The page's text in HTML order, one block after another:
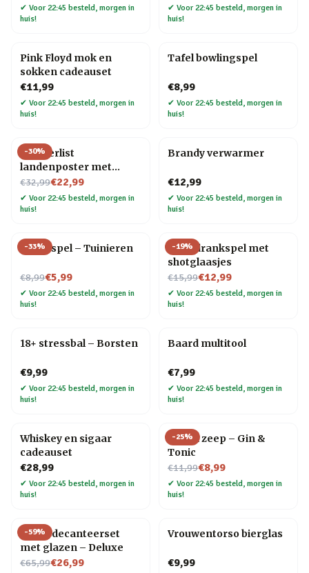
✔ Voor 22:45 besteld, morgen in
huis!
✔ Voor 22:45 besteld, morgen in
huis!
Pink Floyd mok en
sokken cadeauset
€11,99
✔ Voor 22:45 besteld, morgen in
huis!
Tafel bowlingspel
€8,99
✔ Voor 22:45 besteld, morgen in
huis!
-30%
Wanderlist
landenposter met
krasfolie
€32,99
Nu voor€22,99
✔ Voor 22:45 besteld, morgen in
huis!
Brandy verwarmer
€12,99
✔ Voor 22:45 besteld, morgen in
huis!
-33%
Trivia spel – Tuinieren
€8,99
Nu voor€5,99
✔ Voor 22:45 besteld, morgen in
huis!
-19%
Ludo drankspel met
shotglaasjes
€15,99
Nu voor€12,99
✔ Voor 22:45 besteld, morgen in
huis!
18+ stressbal – Borsten
€9,99
✔ Voor 22:45 besteld, morgen in
huis!
Baard multitool
€7,99
✔ Voor 22:45 besteld, morgen in
huis!
Whiskey en sigaar
cadeauset
€28,99
✔ Voor 22:45 besteld, morgen in
huis!
-25%
Drank zeep – Gin &
Tonic
€11,99
Nu voor€8,99
✔ Voor 22:45 besteld, morgen in
huis!
-59%
Globe decanteerset
met glazen – Deluxe
€65,99
Nu voor€26,99
Vrouwentorso bierglas
€9,99